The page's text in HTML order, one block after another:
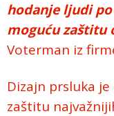
hodanje ljudi
moguću zaštitu
Voterman iz
Dizajn prsluka
zaštitu